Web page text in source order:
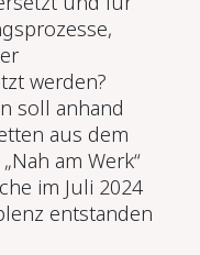
werden?
soll anhand
aus dem
am Werk“
im Juli 2024
entstanden